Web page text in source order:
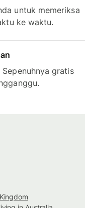
untuk memeriksa
ke waktu.
gratis